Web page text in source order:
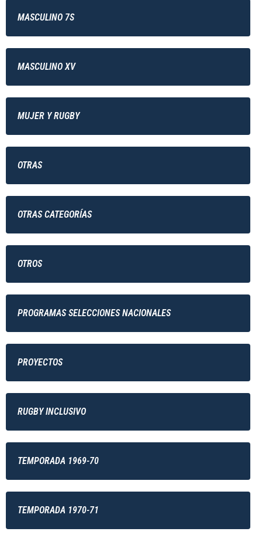
MASCULINO 7S
MASCULINO XV
MUJER Y RUGBY
OTRAS
OTRAS CATEGORÍAS
OTROS
PROGRAMAS SELECCIONES NACIONALES
PROYECTOS
RUGBY INCLUSIVO
TEMPORADA 1969-70
TEMPORADA 1970-71